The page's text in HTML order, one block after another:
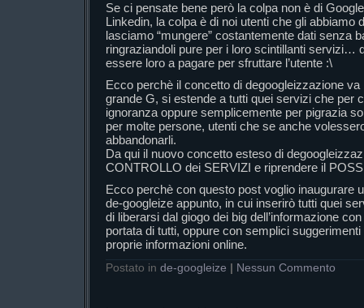
Se ci pensate bene però la colpa non è di
Linkedin, la colpa è di noi utenti che gli abbiamo
lasciamo “mungere” costantemente dati senza
ringraziandoli pure per i loro scintillanti servizi…
essere loro a pagare per sfruttare l’utente :\
Ecco perchè il concetto di degoogleizzazione
grande G, si estende a tutti quei servizi che per
ignoranza oppure semplicemente per pigrazia
per molte persone, utenti che se anche
abbandonarli.
Da qui il nuovo concetto esteso di
CONTROLLO dei SERVIZI e riprendere il
Ecco perchè con questo post voglio inaugurare
de-googleize appunto, in cui inserirò tutti quei
di liberarsi dal giogo dei big dell’informazione
portata di tutti, oppure con semplici
proprie informazioni online.
Postato in de-googleize Nessun Commento